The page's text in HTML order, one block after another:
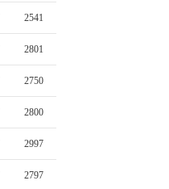
2541
2801
2750
2800
2997
2797